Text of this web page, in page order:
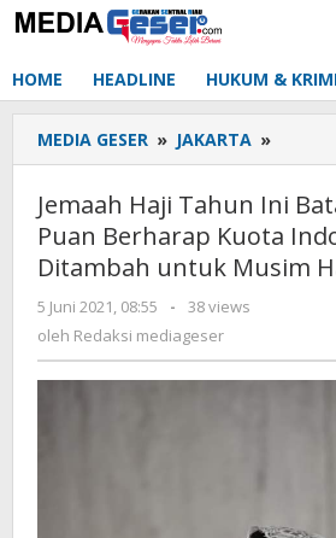
Lewati
ke
HOME HEADLINE HUKUM &
MEDIA GESER » JAKARTA »
Haji
Ini
Batal
Jemaah Haji Tahun Ini
Puan Berharap Kuota
Ditambah untuk Musim
5 Juni 2021, 08:55
oleh
Redaksi
mediageser
-
38 views
oleh Redaksi mediageser